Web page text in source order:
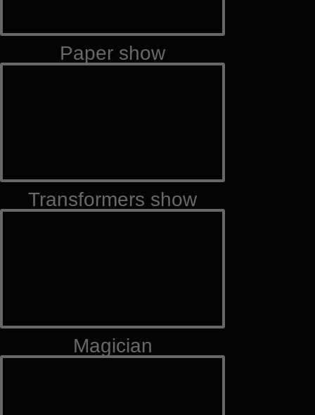
Paper show
Transformers show
Magician